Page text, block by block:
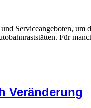
Serviceangeboten,
Für
Veränderung